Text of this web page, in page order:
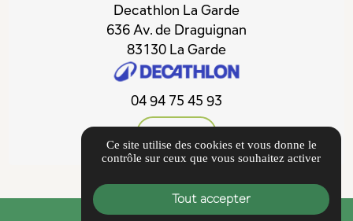
local_mallCOMMANDER EN LIGNE
Decathlon La Garde
636 Av. de Draguignan
83130 La Garde
04 94 75 45 93
Guide local
Ce site utilise des cookies et vous donne le
contrôle sur ceux que vous souhaitez activer
Tout accepter